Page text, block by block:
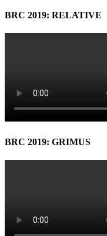
BRC 2019: RELATIVE
BRC 2019: GRIMUS